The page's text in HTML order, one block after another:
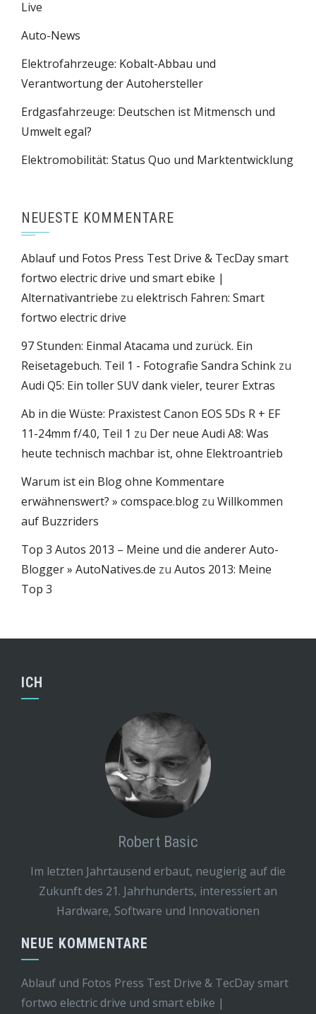
Live
Auto-News
Elektrofahrzeuge: Kobalt-Abbau und
Verantwortung der Autohersteller
Erdgasfahrzeuge: Deutschen ist Mitmensch und
Umwelt egal?
Elektromobilität: Status Quo und Marktentwicklung
NEUESTE KOMMENTARE
Ablauf und Fotos Press Test Drive & TecDay smart
fortwo electric drive und smart ebike |
Alternativantriebe zu elektrisch Fahren: Smart
fortwo electric drive
97 Stunden: Einmal Atacama und zurück. Ein
Reisetagebuch. Teil 1 - Fotografie Sandra Schink zu
Audi Q5: Ein toller SUV dank vieler, teurer Extras
Ab in die Wüste: Praxistest Canon EOS 5Ds R + EF
11-24mm f/4.0, Teil 1 zu Der neue Audi A8: Was
heute technisch machbar ist, ohne Elektroantrieb
Warum ist ein Blog ohne Kommentare
erwähnenswert? » comspace.blog zu Willkommen
auf Buzzriders
Top 3 Autos 2013 – Meine und die anderer Auto-
Blogger » AutoNatives.de zu Autos 2013: Meine
Top 3
ICH
Robert Basic
Im letzten Jahrtausend erbaut, neugierig auf die
Zukunft des 21. Jahrhunderts, interessiert an
Hardware, Software und Innovationen
NEUE KOMMENTARE
Ablauf und Fotos Press Test Drive & TecDay smart
fortwo electric drive und smart ebike |